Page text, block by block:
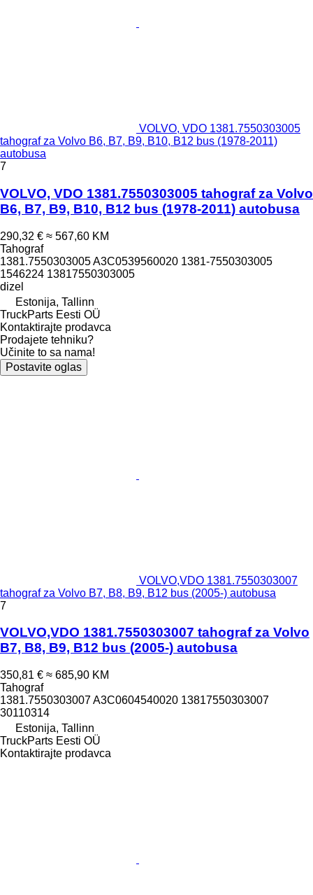
VOLVO, VDO 1381.7550303005
tahograf za Volvo B6, B7, B9, B10, B12 bus (1978-2011)
autobusa
7
VOLVO, VDO 1381.7550303005 tahograf za Volvo
B6, B7, B9, B10, B12 bus (1978-2011) autobusa
290,32 € ≈ 567,60 KM
Tahograf
1381.7550303005 A3C0539560020 1381-7550303005
1546224 13817550303005
dizel
Estonija, Tallinn
TruckParts Eesti OÜ
Kontaktirajte prodavca
Prodajete tehniku?
Učinite to sa nama!
Postavite oglas
VOLVO,VDO 1381.7550303007
tahograf za Volvo B7, B8, B9, B12 bus (2005-) autobusa
7
VOLVO,VDO 1381.7550303007 tahograf za Volvo
B7, B8, B9, B12 bus (2005-) autobusa
350,81 € ≈ 685,90 KM
Tahograf
1381.7550303007 A3C0604540020 13817550303007
30110314
Estonija, Tallinn
TruckParts Eesti OÜ
Kontaktirajte prodavca